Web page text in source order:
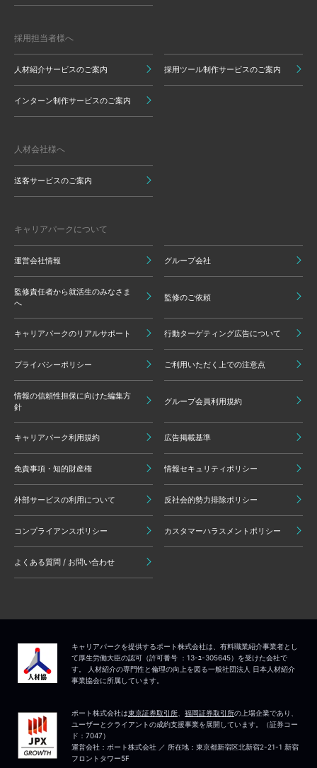
採用担当者様へ
人材紹介サービスのご案内 採用ツール制作サービスのご案内
インターン制作サービスのご案内
人材会社様へ
送客サービスのご案内
キャリアパークについて
運営会社情報 グループ会社
監修責任者から就活生のみなさま
へ
監修のご依頼
キャリアパークのリアルサポート 行動ターゲティング広告について
プライバシーポリシー ご利用いただく上での注意点
情報の信頼性担保に向けた編集方
針
グループ会員利用規約
キャリアパーク利用規約 広告掲載基準
免責事項・知的財産権 情報セキュリティポリシー
外部サービスの利用について 反社会的勢力排除ポリシー
コンプライアンスポリシー カスタマーハラスメントポリシー
よくある質問 / お問い合わせ